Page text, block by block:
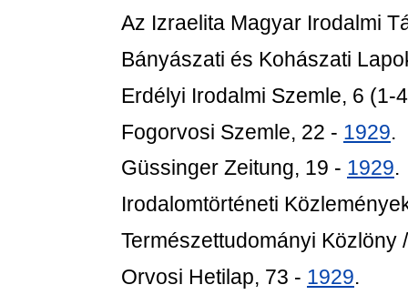
Az Izraelita Magyar Irodalmi
Bányászati és Kohászati
Erdélyi Irodalmi Szemle, 6 (1-
Fogorvosi Szemle, 22 - 1929.
Güssinger Zeitung, 19 - 1929.
Irodalomtörténeti
Természettudományi Közlöny
Orvosi Hetilap, 73 - 1929.